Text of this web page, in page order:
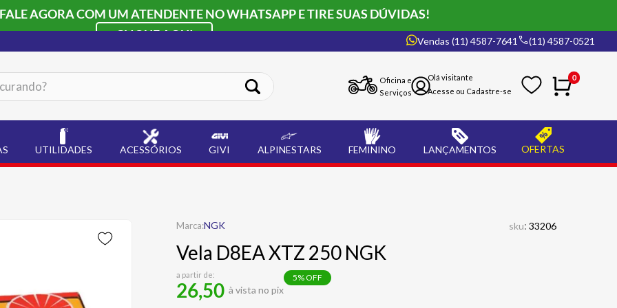
AGORA COM UM ATENDENTE NO WHATSAPP E TIRE SUAS DÚVIDAS!
CLIQUE AQUI
Vendas (11) 4587-7641 (11) 4587-0521
Oficina e
Serviços
0
UTILIDADES ACESSÓRIOS GIVI ALPINESTARS FEMININO LANÇAMENTOS OFERTAS
NGK sku: 33206
Vela D8EA XTZ 250 NGK
a partir de:
26,50 à vista no pix
5% OFF